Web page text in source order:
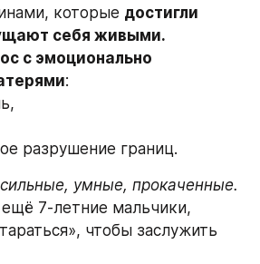
которые достигли
себя живыми.
с эмоционально
:
разрушение границ.
сильные, умные, прокаченные.
7-летние мальчики,
чтобы заслужить